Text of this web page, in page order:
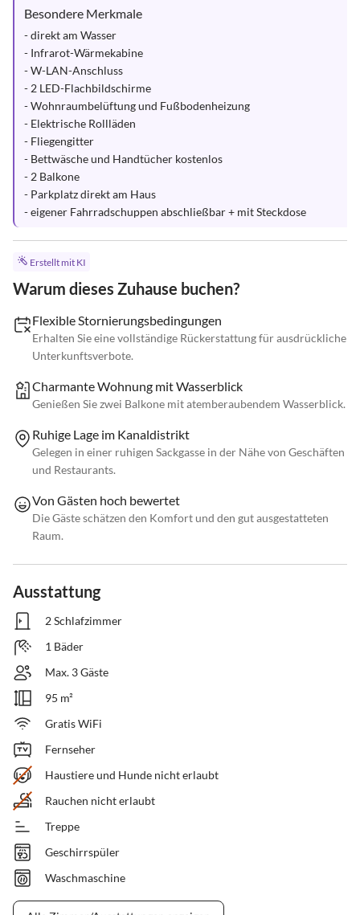
Besondere Merkmale
- direkt am Wasser
- Infrarot-Wärmekabine
- W-LAN-Anschluss
- 2 LED-Flachbildschirme
- Wohnraumbelüftung und Fußbodenheizung
- Elektrische Rollläden
- Fliegengitter
- Bettwäsche und Handtücher kostenlos
- 2 Balkone
- Parkplatz direkt am Haus
- eigener Fahrradschuppen abschließbar + mit Steckdose
Erstellt mit KI
Warum dieses Zuhause buchen?
Flexible Stornierungsbedingungen
Erhalten Sie eine vollständige Rückerstattung für ausdrückliche
Unterkunftsverbote.
Charmante Wohnung mit Wasserblick
Genießen Sie zwei Balkone mit atemberaubendem Wasserblick.
Ruhige Lage im Kanaldistrikt
Gelegen in einer ruhigen Sackgasse in der Nähe von Geschäften
und Restaurants.
Von Gästen hoch bewertet
Die Gäste schätzen den Komfort und den gut ausgestatteten
Raum.
Ausstattung
2 Schlafzimmer
1 Bäder
Max. 3 Gäste
95 m²
Gratis WiFi
Fernseher
Haustiere und Hunde nicht erlaubt
Rauchen nicht erlaubt
Treppe
Geschirrspüler
Waschmaschine